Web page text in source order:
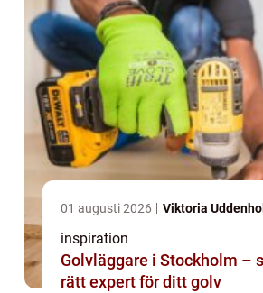
01 augusti 2026 Viktoria
inspiration
Golvläggare i Stockholm –
rätt expert för ditt golv